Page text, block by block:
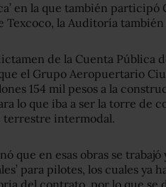
en la que también participó
Texcoco, la Auditoría
de la Cuenta Pública
el Grupo Aeropuertario
154 mil pesos a la
lo que iba a ser la torre de
intermodal.
que en esas obras se
para pilotes, los cuales ya